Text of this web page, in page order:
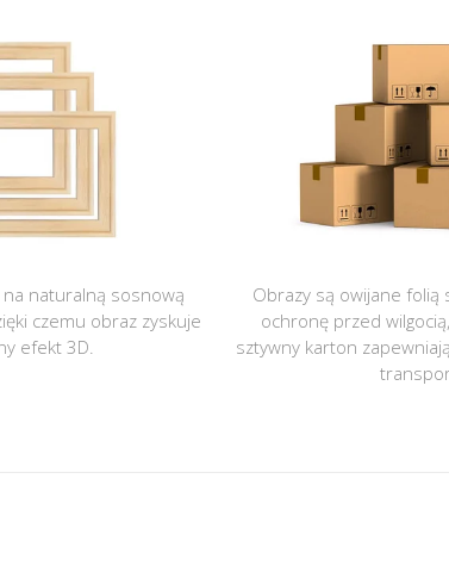
na naturalną sosnową
czemu obraz zyskuje
efekt 3D.
Obrazy są owijane folią
ochronę przed
sztywny karton